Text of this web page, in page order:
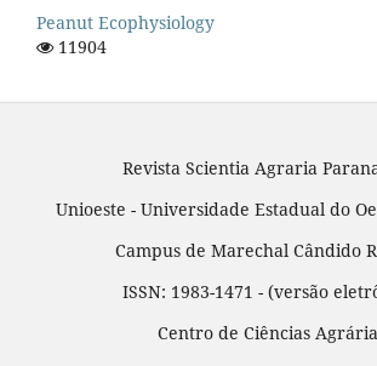
Peanut Ecophysiology
11904
Revista Scientia Agraria
Unioeste - Universidade Estadual do
Campus de Marechal Cândido
ISSN: 1983-1471 - (versão
Centro de Ciências